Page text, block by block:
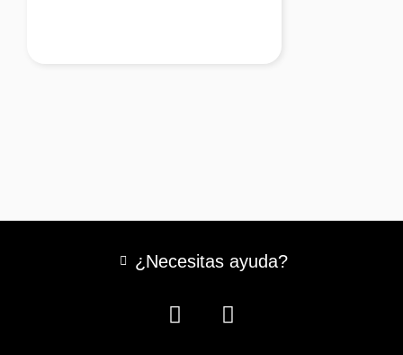
¿Necesitas ayuda?